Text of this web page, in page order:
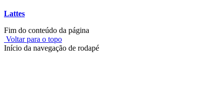
Lattes
Fim do conteúdo da página
Voltar para o topo
Início da navegação de rodapé